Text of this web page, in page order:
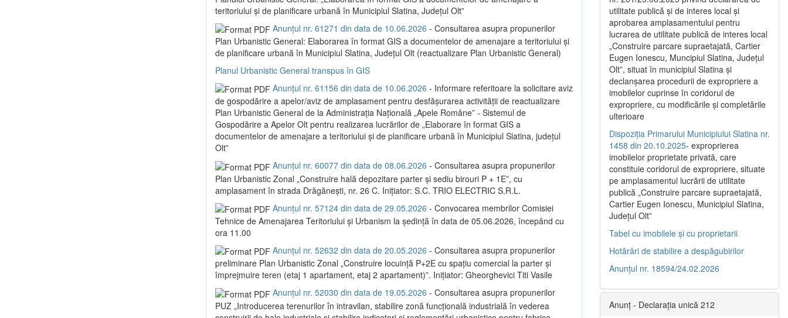
teritoriului și de planificare urbană în Municipiul Slatina, Județul Olt”
Anunțul nr. 61271 din data de 10.06.2026 - Consultarea asupra propunerilor
Plan Urbanistic General: Elaborarea în format GIS a documentelor de amenajare a teritoriului și
de planificare urbană în Municipiul Slatina, Județul Olt (reactualizare Plan Urbanistic General)
Planul Urbanistic General transpus în GIS
Anunțul nr. 61156 din data de 10.06.2026 - Informare referitoare la solicitare aviz
de gospodărire a apelor/aviz de amplasament pentru desfășurarea activității de reactualizare
Plan Urbanistic General de la Administrația Națională „Apele Române” - Sistemul de
Gospodărire a Apelor Olt pentru realizarea lucrărilor de „Elaborare în format GIS a
documentelor de amenajare a teritoriului și de planificare urbană în Municipiul Slatina, județul
Olt”
Anunțul nr. 60077 din data de 08.06.2026 - Consultarea asupra propunerilor
Plan Urbanistic Zonal „Construire hală depozitare parter și sediu birouri P + 1E”, cu
amplasament în strada Drăgănești, nr. 26 C. Inițiator: S.C. TRIO ELECTRIC S.R.L.
Anunțul nr. 57124 din data de 29.05.2026 - Convocarea membrilor Comisiei
Tehnice de Amenajarea Teritoriului și Urbanism la ședință în data de 05.06.2026, începând cu
ora 11.00
Anunțul nr. 52632 din data de 20.05.2026 - Consultarea asupra propunerilor
preliminare Plan Urbanistic Zonal „Construire locuință P+2E cu spațiu comercial la parter și
împrejmuire teren (etaj 1 apartament, etaj 2 apartament)”. Inițiator: Gheorghevici Titi Vasile
Anunțul nr. 52030 din data de 19.05.2026 - Consultarea asupra propunerilor
PUZ „Introducerea terenurilor în intravilan, stabilire zonă funcțională industrială în vederea
utilitate publică şi de interes local şi
aprobarea amplasamentului pentru
lucrarea de utilitate publică de interes local
„Construire parcare supraetajată, Cartier
Eugen Ionescu, Muncipiul Slatina, Judeţul
Olt”, situat în municipiul Slatina şi
declanşarea procedurii de expropriere a
imobilelor cuprinse în coridorul de
expropriere, cu modificările şi completările
ulterioare
Dispoziția Primarului Municipiului Slatina nr.
1458 din 20.10.2025- exproprierea
imobilelor proprietate privată, care
constituie coridorul de expropriere, situate
pe amplasamentul lucrării de utilitate
publică „Construire parcare supraetajată,
Cartier Eugen Ionescu, Municipiul Slatina,
Județul Olt”
Tabel cu imobilele și cu proprietarii
Hotărâri de stabilire a despăgubirilor
Anunțul nr. 18594/24.02.2026
Anunț - Declarația unică 212